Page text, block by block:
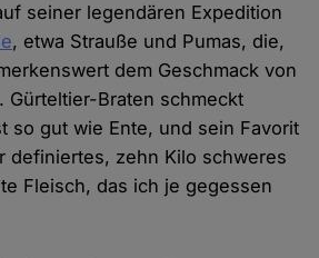
seiner legendären Expedition
, etwa Strauße und Pumas, die,
dem Geschmack von
Gürteltier-Braten schmeckt
so gut wie Ente, und sein Favorit
definiertes, zehn Kilo schweres
Fleisch, das ich je gegessen